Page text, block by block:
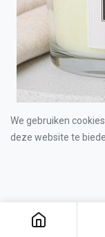
AROMA
We gebruiken
deze website te